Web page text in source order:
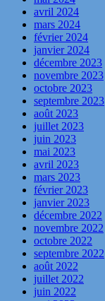
avril 2024
mars 2024
février 2024
janvier 2024
décembre 2023
novembre 2023
octobre 2023
septembre 2023
août 2023
juillet 2023
juin 2023
mai 2023
avril 2023
mars 2023
février 2023
janvier 2023
décembre 2022
novembre 2022
octobre 2022
septembre 2022
août 2022
juillet 2022
juin 2022